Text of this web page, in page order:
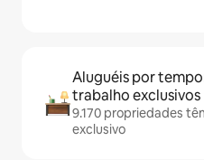
Aluguéis por
trabalho exclusivos
9.170 propriedades
exclusivo